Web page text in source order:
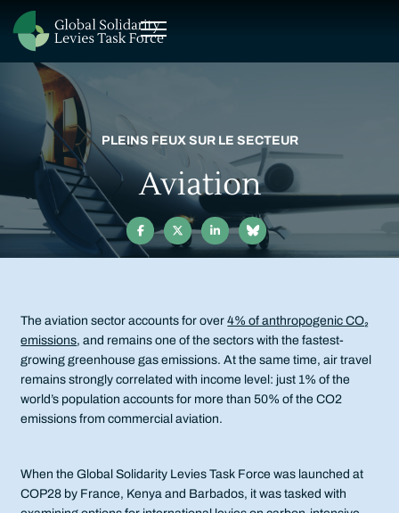
PLEINS FEUX SUR LE SECTEUR
Aviation
   
The aviation sector accounts for over4% of anthropogenic CO₂
emissions, and remains one of the sectors with the fastest-
growing greenhouse gas emissions. At the same time, air travel
remains strongly correlated with income level: just 1% of the
world’s population accounts for more than 50% of the CO2
emissions from commercial aviation.
When the Global Solidarity Levies Task Force was launched at
COP28 by France, Kenya and Barbados, it was tasked with